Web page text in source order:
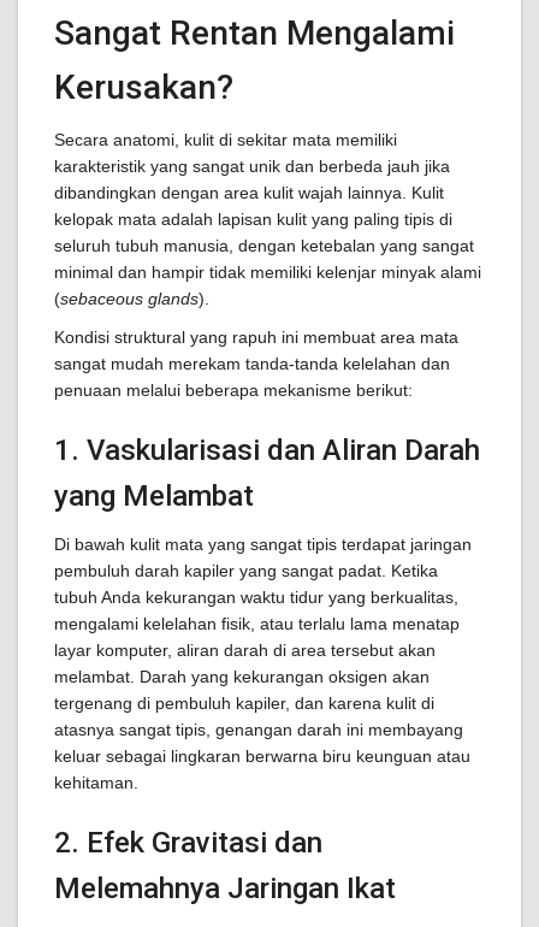
Sangat Rentan Mengalami
Kerusakan?
Secara anatomi, kulit di sekitar mata memiliki
karakteristik yang sangat unik dan berbeda jauh jika
dibandingkan dengan area kulit wajah lainnya. Kulit
kelopak mata adalah lapisan kulit yang paling tipis di
seluruh tubuh manusia, dengan ketebalan yang sangat
minimal dan hampir tidak memiliki kelenjar minyak alami
(sebaceous glands).
Kondisi struktural yang rapuh ini membuat area mata
sangat mudah merekam tanda-tanda kelelahan dan
penuaan melalui beberapa mekanisme berikut:
1. Vaskularisasi dan Aliran Darah
yang Melambat
Di bawah kulit mata yang sangat tipis terdapat jaringan
pembuluh darah kapiler yang sangat padat. Ketika
tubuh Anda kekurangan waktu tidur yang berkualitas,
mengalami kelelahan fisik, atau terlalu lama menatap
layar komputer, aliran darah di area tersebut akan
melambat. Darah yang kekurangan oksigen akan
tergenang di pembuluh kapiler, dan karena kulit di
atasnya sangat tipis, genangan darah ini membayang
keluar sebagai lingkaran berwarna biru keunguan atau
kehitaman.
2. Efek Gravitasi dan
Melemahnya Jaringan Ikat